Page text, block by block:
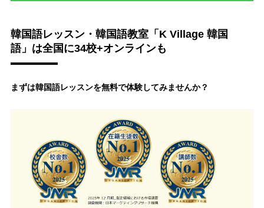
韓国語レッスン・韓国語教室「K Village 韓国
語」は全国に34校+オンラインも
まずは韓国語レッスンを無料で体験してみませんか？